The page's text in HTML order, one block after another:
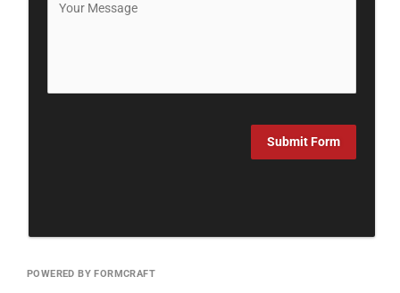
Submit Form
POWERED BY FORMCRAFT